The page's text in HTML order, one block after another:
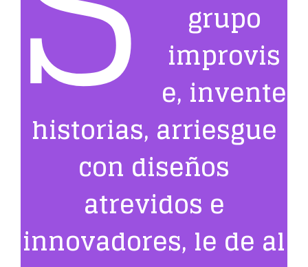
grupo
improvis
e, invente
historias, arriesgue
con diseños
atrevidos e
innovadores, le de al